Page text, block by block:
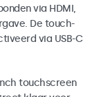
via HDMI,
De touch-
via USB-C
touchscreen